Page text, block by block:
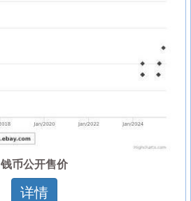
钱币公开售价
详情